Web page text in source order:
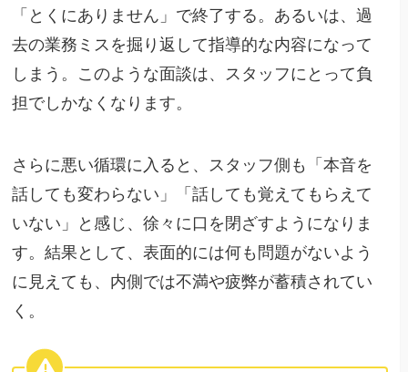
「とくにありません」で終了する。あるいは、過
去の業務ミスを掘り返して指導的な内容になって
しまう。このような面談は、スタッフにとって負
担でしかなくなります。
さらに悪い循環に入ると、スタッフ側も「本音を
話しても変わらない」「話しても覚えてもらえて
いない」と感じ、徐々に口を閉ざすようになりま
す。結果として、表面的には何も問題がないよう
に見えても、内側では不満や疲弊が蓄積されてい
く。